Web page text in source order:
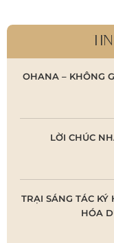
OHANA – KHÔNG
LỜI CHÚC
TRẠI SÁNG TÁC KÝ
HÓA